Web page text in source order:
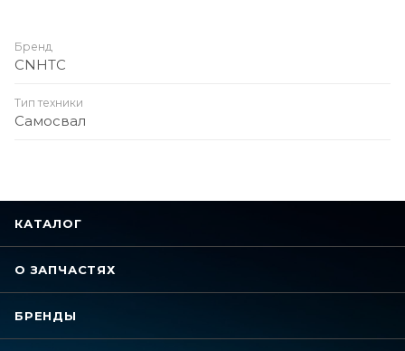
Бренд
CNHTC
Тип техники
Самосвал
КАТАЛОГ
О ЗАПЧАСТЯХ
БРЕНДЫ